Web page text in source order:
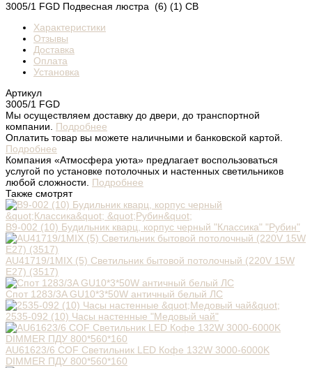
3005/1 FGD Подвесная люстра (6) (1) СВ
Характеристики
Отзывы
Доставка
Оплата
Установка
Артикул
3005/1 FGD
Мы осуществляем доставку до двери, до транспортной
компании. Подробнее
Оплатить товар вы можете наличными и банковской картой.
Подробнее
Компания «Атмосфера уюта» предлагает воспользоваться
услугой по установке потолочных и настенных светильников
любой сложности. Подробнее
Также смотрят
В9-002 (10) Будильник кварц, корпус черный "Классика" "Рубин"
AU41719/1MIX (5) Светильник бытовой потолочный (220V 15W
E27) (3517)
Спот 1283/3A GU10*3*50W античный белый ЛС
2535-092 (10) Часы настенные "Медовый чай"
AU61623/6 COF Светильник LED Кофе 132W 3000-6000K
DIMMER ПДУ 800*560*160